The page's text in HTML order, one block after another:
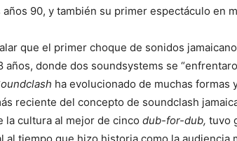
90, y también su primer espectáculo en
que el primer choque de sonidos
años, donde dos soundsystems se
ha evolucionado de muchas formas
reciente del concepto de soundclash
la cultura al mejor de cinco dub-for-dub, tuvo